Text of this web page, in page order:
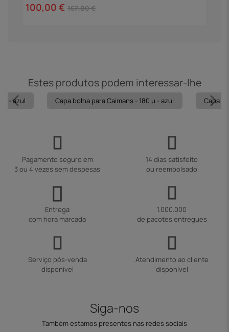
100,00 € 167,00 €
Estes produtos podem interessar-lhe
µ - azul Capa bolha para Caimans - 180 µ - azul Capa
Pagamento seguro em
3 ou 4 vezes sem despesas
14 dias satisfeito
ou reembolsado
Entrega
com hora marcada
1.000.000
de pacotes entregues
Serviço pós-venda
disponível
Atendimento ao cliente
disponível
Siga-nos
Também estamos presentes nas redes sociais